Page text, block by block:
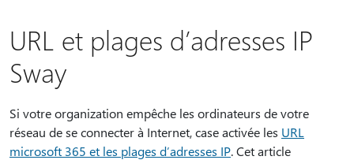
URL et plages d’adresses IP
Sway
Si votre organization empêche les ordinateurs de votre
réseau de se connecter à Internet, case activée les URL
microsoft 365 et les plages d’adresses IP. Cet article